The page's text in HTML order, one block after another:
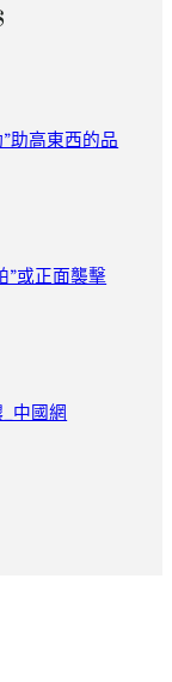
助高東西的品
”或正面襲擊
中國網